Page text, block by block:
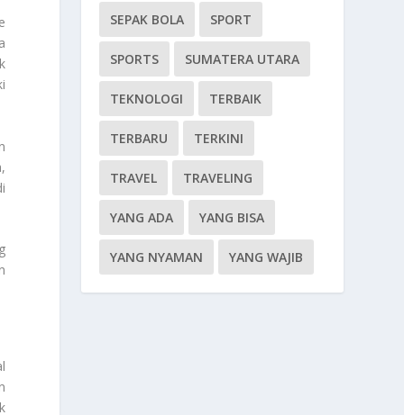
SEPAK BOLA SPORT
SPORTS SUMATERA UTARA
TEKNOLOGI TERBAIK
TERBARU TERKINI
TRAVEL TRAVELING
YANG ADA YANG BISA
YANG NYAMAN YANG WAJIB